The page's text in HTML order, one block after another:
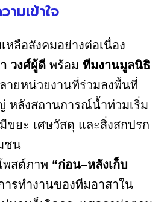
มเข้าใจ
หลือสังคมอย่างต่อเนื่อง
วงศ์ผู้ดี พร้อม ทีมงานมูลนิธิ
ายหน่วยงานที่ร่วมลงพื้นที่
หลังสถานการณ์น้ำท่วมเริ่ม
ขยะ เศษวัสดุ และสิ่งสกปรก
ชน
สต์ภาพ “ก่อน–หลังเก็บ
ารทำงานของทีมอาสาใน